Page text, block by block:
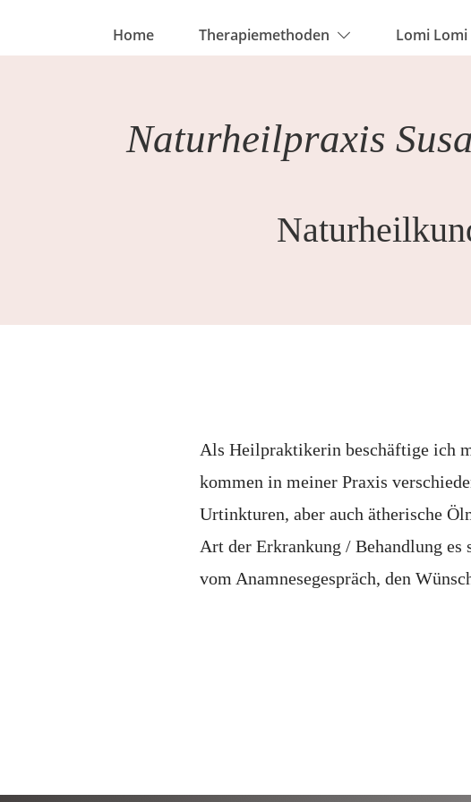
Home Therapiemethoden Lomi Lomi
Naturheilpraxis
Als Heilpraktikerin beschäftige ich
kommen in meiner Praxis
Urtinkturen, aber auch ätherische
Art der Erkrankung / Behandlung es
vom Anamnesegespräch, den